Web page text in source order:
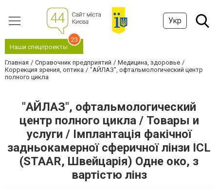
Укр
Наши спецпроекты
23
Главная Справочник предприятий
Медицина, здоровье
Коррекция зрения, оптика
"АЙЛАЗ", офтальмологический центр
полного цикла
"АЙЛАЗ", офтальмологический
центр полного цикла / Товары и
услуги / Імплантація факічної
задньокамерної сферичної лінзи ICL
(STAAR, Швейцарія) Одне око, з
вартістю лінз